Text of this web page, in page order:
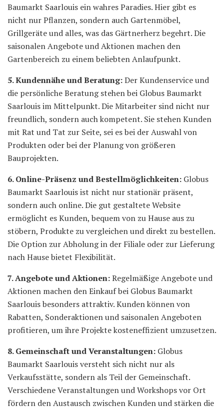
Baumarkt Saarlouis ein wahres Paradies. Hier gibt es
nicht nur Pflanzen, sondern auch Gartenmöbel,
Grillgeräte und alles, was das Gärtnerherz begehrt. Die
saisonalen Angebote und Aktionen machen den
Gartenbereich zu einem beliebten Anlaufpunkt.
5. Kundennähe und Beratung:Der Kundenservice und
die persönliche Beratung stehen bei Globus Baumarkt
Saarlouis im Mittelpunkt. Die Mitarbeiter sind nicht nur
freundlich, sondern auch kompetent. Sie stehen Kunden
mit Rat und Tat zur Seite, sei es bei der Auswahl von
Produkten oder bei der Planung von größeren
Bauprojekten.
6. Online-Präsenz und Bestellmöglichkeiten: Globus
Baumarkt Saarlouis ist nicht nur stationär präsent,
sondern auch online. Die gut gestaltete Website
ermöglicht es Kunden, bequem von zu Hause aus zu
stöbern, Produkte zu vergleichen und direkt zu bestellen.
Die Option zur Abholung in der Filiale oder zur Lieferung
nach Hause bietet Flexibilität.
7. Angebote und Aktionen:Regelmäßige Angebote und
Aktionen machen den Einkauf bei Globus Baumarkt
Saarlouis besonders attraktiv. Kunden können von
Rabatten, Sonderaktionen und saisonalen Angeboten
profitieren, um ihre Projekte kosteneffizient umzusetzen.
8. Gemeinschaft und Veranstaltungen: Globus
Baumarkt Saarlouis versteht sich nicht nur als
Verkaufsstätte, sondern als Teil der Gemeinschaft.
Verschiedene Veranstaltungen und Workshops vor Ort
fördern den Austausch zwischen Kunden und stärken die